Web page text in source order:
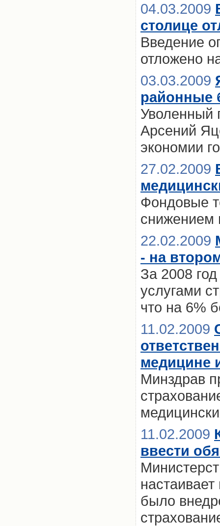
04.03.2009
столице
Введение
отложено
03.03.2009
районные
Уволенный
Арсений
экономии
27.02.2009
Фондовые
снижением
22.02.2009
- на
За 2008
услугами
что на 6%
11.02.2009
медицине
Минздрав
11.02.2009
ввести
было